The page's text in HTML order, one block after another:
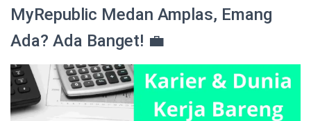
MyRepublic Medan Amplas, Emang
Ada? Ada Banget! 💼